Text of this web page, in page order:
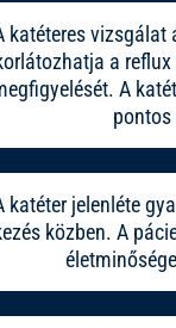
katéteres
a
A
pontos
katéter jelenléte
közben. A